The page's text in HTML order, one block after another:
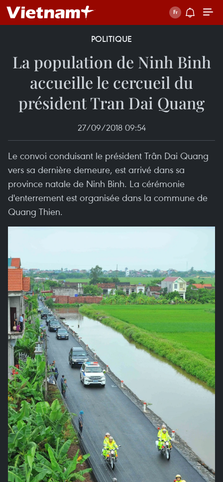
POLITIQUE
La population de Ninh Binh
accueille le cercueil du
président Tran Dai Quang
27/09/2018 09:54
Le convoi conduisant le président Trân Dai Quang
vers sa dernière demeure, est arrivé dans sa
province natale de Ninh Binh. La cérémonie
d'enterrement est organisée dans la commune de
Quang Thien.